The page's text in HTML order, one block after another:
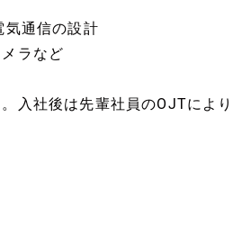
気通信の設計
ラなど
入社後は先輩社員のOJTにより